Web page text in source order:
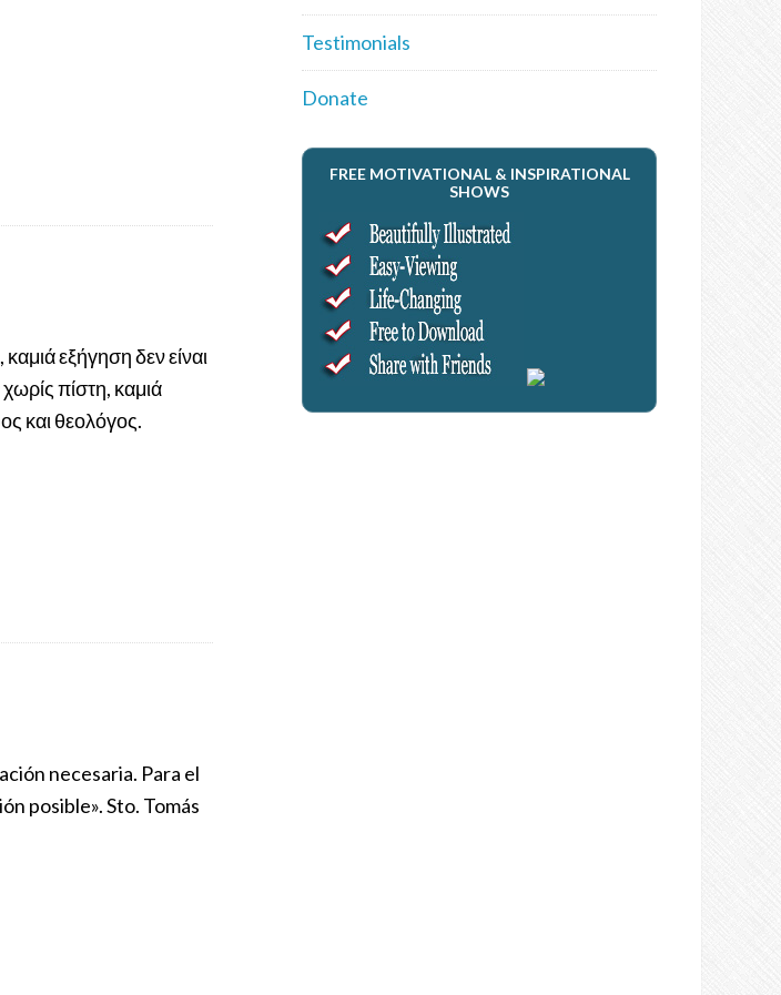
καμιά εξήγηση δεν είναι
πίστη, καμιά
και θεολόγος.
necesaria. Para el
posible». Sto. Tomás
Testimonials
Donate
FREE MOTIVATIONAL & INSPIRATIONAL
SHOWS